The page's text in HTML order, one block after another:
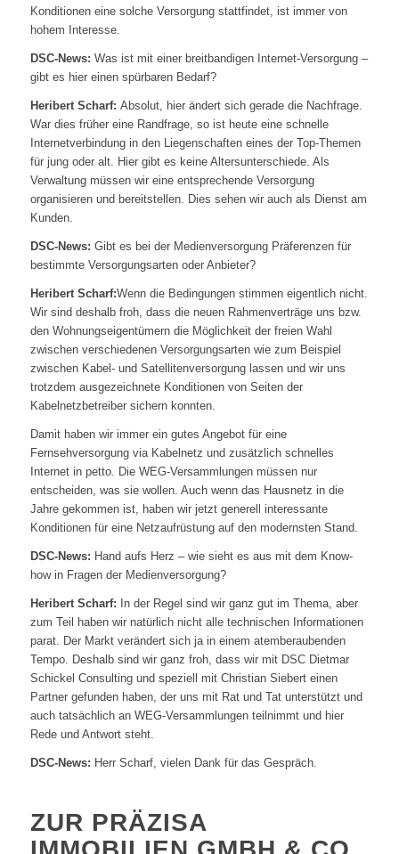
Konditionen eine solche Versorgung stattfindet, ist immer von
hohem Interesse.
DSC-News: Was ist mit einer breitbandigen Internet-Versorgung –
gibt es hier einen spürbaren Bedarf?
Heribert Scharf: Absolut, hier ändert sich gerade die Nachfrage.
War dies früher eine Randfrage, so ist heute eine schnelle
Internetverbindung in den Liegenschaften eines der Top-Themen
für jung oder alt. Hier gibt es keine Altersunterschiede. Als
Verwaltung müssen wir eine entsprechende Versorgung
organisieren und bereitstellen. Dies sehen wir auch als Dienst am
Kunden.
DSC-News: Gibt es bei der Medienversorgung Präferenzen für
bestimmte Versorgungsarten oder Anbieter?
Heribert Scharf:Wenn die Bedingungen stimmen eigentlich nicht.
Wir sind deshalb froh, dass die neuen Rahmenverträge uns bzw.
den Wohnungseigentümern die Möglichkeit der freien Wahl
zwischen verschiedenen Versorgungsarten wie zum Beispiel
zwischen Kabel- und Satellitenversorgung lassen und wir uns
trotzdem ausgezeichnete Konditionen von Seiten der
Kabelnetzbetreiber sichern konnten.
Damit haben wir immer ein gutes Angebot für eine
Fernsehversorgung via Kabelnetz und zusätzlich schnelles
Internet in petto. Die WEG-Versammlungen müssen nur
entscheiden, was sie wollen. Auch wenn das Hausnetz in die
Jahre gekommen ist, haben wir jetzt generell interessante
Konditionen für eine Netzaufrüstung auf den modernsten Stand.
DSC-News: Hand aufs Herz – wie sieht es aus mit dem Know-
how in Fragen der Medienversorgung?
Heribert Scharf:
In der Regel sind wir ganz gut im Thema, aber
zum Teil haben wir natürlich nicht alle technischen Informationen
parat. Der Markt verändert sich ja in einem atemberaubenden
Tempo. Deshalb sind wir ganz froh, dass wir mit DSC Dietmar
Schickel Consulting und speziell mit Christian Siebert einen
Partner gefunden haben, der uns mit Rat und Tat unterstützt und
auch tatsächlich an WEG-Versammlungen teilnimmt und hier
Rede und Antwort steht.
DSC-News: Herr Scharf, vielen Dank für das Gespräch.
ZUR PRÄZISA